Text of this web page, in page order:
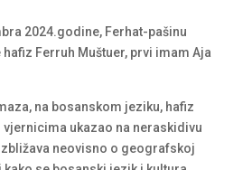
2024.godine, Ferhat-pašinu
Ferruh Muštuer, prvi imam Aja
na bosanskom jeziku, hafiz
ukazao na neraskidivu
zbližava neovisno o geografskoj